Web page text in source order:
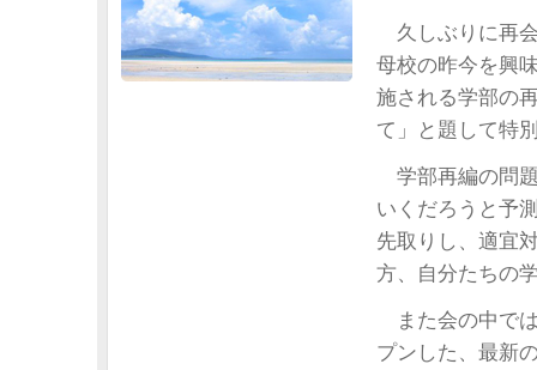
久しぶりに再
母校の昨今を興
施される学部の
て」と題して特
学部再編の問
いくだろうと予
先取りし、適宜
方、自分たちの
また会の中で
プンした、最新